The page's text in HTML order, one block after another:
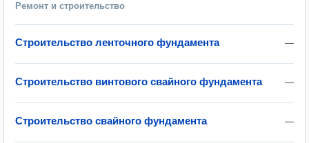
Ремонт и строительство
—
Строительство ленточного фундамента
—
Строительство винтового свайного фундамента
—
Строительство свайного фундамента